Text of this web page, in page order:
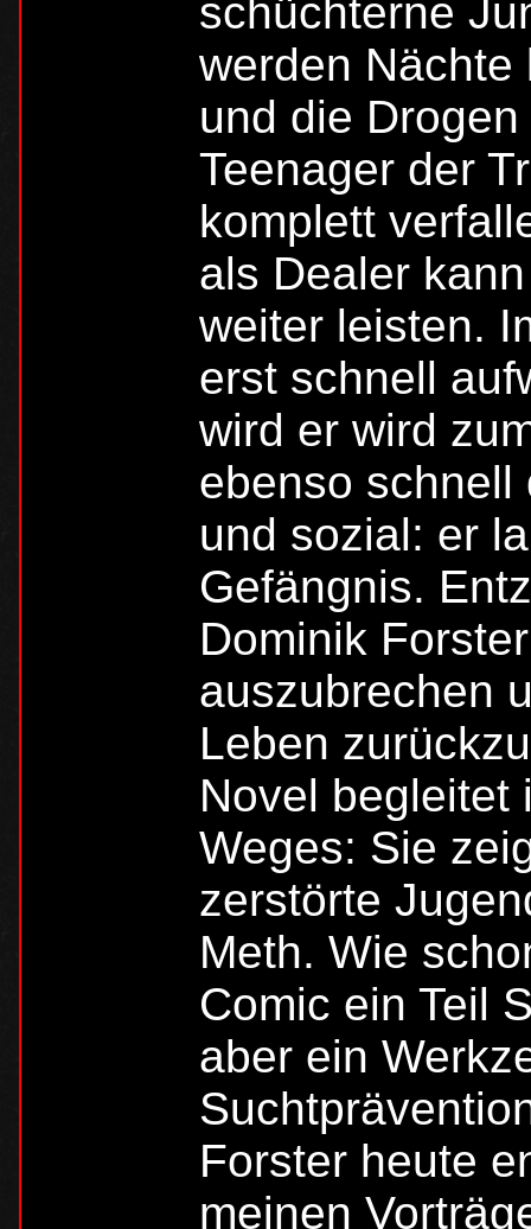
schüchterne
werden Nächte
und die
Teenager der
komplett
als Dealer
weiter leisten.
erst schnell
wird er wird
ebenso schnell
und sozial: er
Gefängnis.
Dominik
auszubrechen
Leben
Novel begleitet
Weges: Sie
zerstörte
Meth. Wie
Comic ein Teil
aber ein
Forster heute
meinen